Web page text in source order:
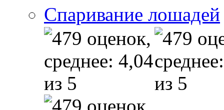
Спаривание лошадей